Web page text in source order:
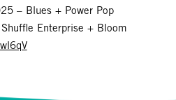
– Blues + Power Pop
Enterprise + Bloom